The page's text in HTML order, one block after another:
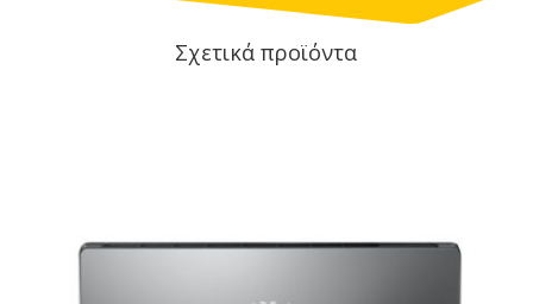
Σχετικά προϊόντα